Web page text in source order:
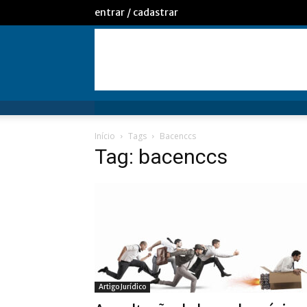
entrar / cadastrar
Início Tags Bacenccs
Tag: bacenccs
Artigo Jurídico